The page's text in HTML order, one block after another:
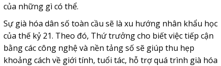
của những gì có thể.
Sự già hóa dân số toàn cầu sẽ là xu hướng nhân khẩu học
của thế kỷ 21. Theo đó, Thứ trưởng cho biết việc tiếp cận
bằng các công nghệ và nền tảng số sẽ giúp thu hẹp
khoảng cách về giới tính, tuổi tác, hỗ trợ quá trình già hóa